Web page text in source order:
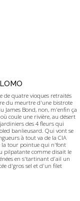
de quatre vioques retraités
du meurtre d'une bistrote
James Bond, non, m'enfin ça
coule une rivière, au désert
des 4 fleurs qui
banlieusard. Qui vont se
à tout va de la CIA
la tour pointue qui n'font
pilpatante comme disait le
en s'tartinant d'ail un
d'gros sel et d'un filet